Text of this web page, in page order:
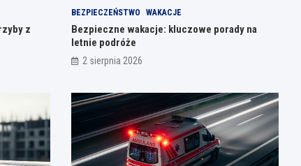
z
BEZPIECZEŃSTWO WAKACJE
Bezpieczne wakacje: kluczowe porady na
letnie podróże
2 sierpnia 2026